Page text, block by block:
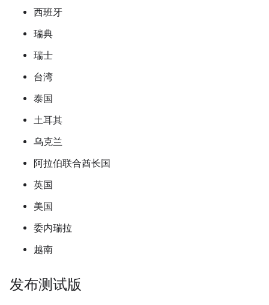
西班牙
瑞典
瑞士
台湾
泰国
土耳其
乌克兰
阿拉伯联合酋长国
英国
美国
委内瑞拉
越南
发布测试版